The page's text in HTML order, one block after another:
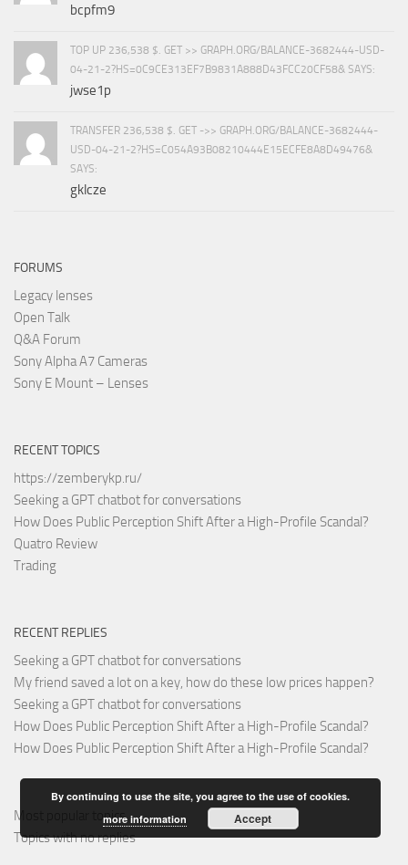
bcpfm9
TOP UP 236,538 $. GET >> GRAPH.ORG/BALANCE-3682444-USD-
04-21-2?HS=0C9CE313EF7B9831A888D43FCC20CF58& SAYS:
jwse1p
TRANSFER 236,538 $. GET ->> GRAPH.ORG/BALANCE-3682444-
USD-04-21-2?HS=C054A93B08210444E15ECFE8A8D49476&
SAYS:
gklcze
FORUMS
Legacy lenses
Open Talk
Q&A Forum
Sony Alpha A7 Cameras
Sony E Mount – Lenses
RECENT TOPICS
https://zemberykp.ru/
Seeking a GPT chatbot for conversations
How Does Public Perception Shift After a High-Profile Scandal?
Quatro Review
Trading
RECENT REPLIES
Seeking a GPT chatbot for conversations
My friend saved a lot on a key, how do these low prices happen?
Seeking a GPT chatbot for conversations
How Does Public Perception Shift After a High-Profile Scandal?
How Does Public Perception Shift After a High-Profile Scandal?
Most popular topics
Topics with no replies
By continuing to use the site, you agree to the use of cookies.
more information
Accept